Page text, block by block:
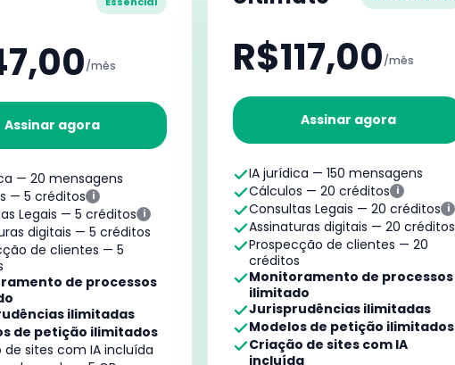
/mês
Assinar agora
— 20 mensagens
— 5 créditos i
Legais — 5 créditos i
digitais — 5 créditos
de clientes — 5
de processos
ilimitadas
de petição ilimitados
de sites com IA incluída
R$117,00/mês
Assinar agora
IA jurídica — 150 mensagens
Cálculos — 20 créditos i
Consultas Legais — 20 créditos i
Assinaturas digitais — 20 créditos
Prospecção de clientes — 20
créditos
Monitoramento de processos
ilimitado
Jurisprudências ilimitadas
Modelos de petição ilimitados
Criação de sites com IA
incluída